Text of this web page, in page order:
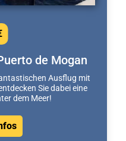
de Mogan
Ausflug mit
Sie dabei eine
dem Meer!